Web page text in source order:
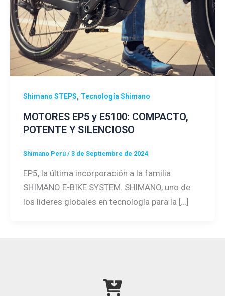
Shimano STEPS, Tecnología Shimano
MOTORES EP5 y E5100: COMPACTO,
POTENTE Y SILENCIOSO
Shimano Perú / 3 de Septiembre de 2024
EP5, la última incorporación a la familia
SHIMANO E-BIKE SYSTEM. SHIMANO, uno de
los líderes globales en tecnología para la […]